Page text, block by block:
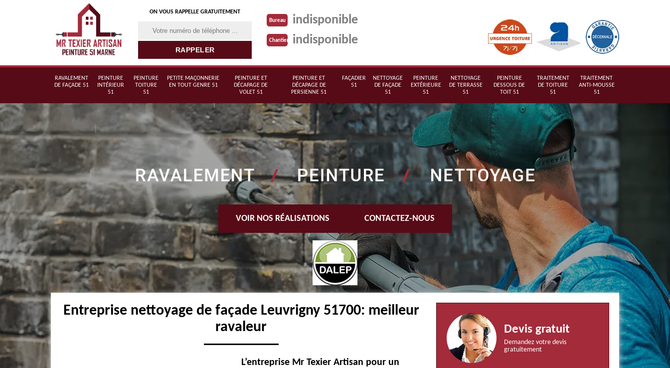
ON VOUS RAPPELLE GRATUITEMENT
Bureau indisponible
Chantier indisponible
RAVALEMENT
DE FAÇADE 51
PEINTURE
INTÉRIEUR
51
PEINTURE
TOITURE
51
PETITE MAÇONNERIE
EN TOUT GENRE 51
PEINTURE ET
DÉCAPAGE DE
VOLET 51
PEINTURE ET
DÉCAPAGE DE
PERSIENNE 51
FAÇADIER
51
NETTOYAGE
DE FAÇADE
51
PEINTURE
EXTÉRIEURE
51
NETTOYAGE
DE TERRASSE
51
PEINTURE
DESSOUS DE
TOIT 51
TRAITEMENT
DE TOITURE
51
TRAITEMENT
ANTI-MOUSSE
51
VOIR NOS RÉALISATIONS CONTACTEZ-NOUS
Entreprise nettoyage de façade Leuvrigny 51700: meilleur
ravaleur
L’entreprise Mr Texier Artisan pour un
Devis gratuit
Demandez votre devis
gratuitement